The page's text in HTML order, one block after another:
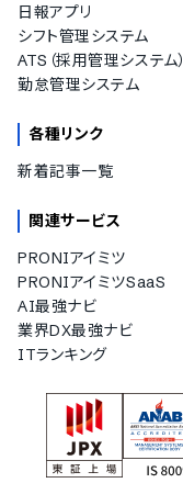
日報アプリ
シフト管理システム
ATS（採用管理システム）
勤怠管理システム
各種リンク
新着記事一覧
関連サービス
PRONIアイミツ
PRONIアイミツSaaS
AI最強ナビ
業界DX最強ナビ
ITランキング